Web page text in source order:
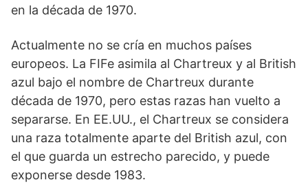
en la década de 1970.
Actualmente no se cría en muchos países
europeos. La FIFe asimila al Chartreux y al British
azul bajo el nombre de Chartreux durante
década de 1970, pero estas razas han vuelto a
separarse. En EE.UU., el Chartreux se considera
una raza totalmente aparte del British azul, con
el que guarda un estrecho parecido, y puede
exponerse desde 1983.